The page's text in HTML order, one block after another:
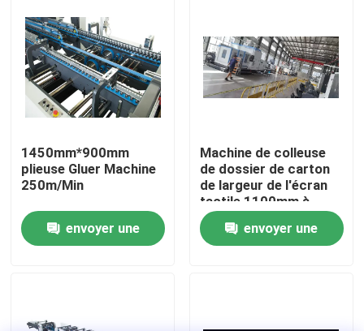
visite de l'usine
Contrôle de la qualité
Nous contacter
Nouvelles
Les affaires
Machine de lamineur de cannelure
1450mm*900mm
plieuse Gluer Machine
250m/Min
envoyer une
Machine de colleuse
de dossier de carton
de largeur de l'écran
tactile 1100mm à
faible bruit
envoyer une